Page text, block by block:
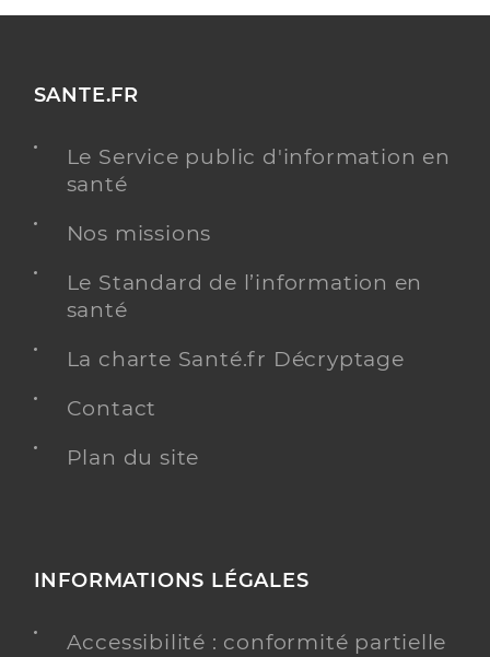
SANTE.FR
Le Service public d'information en
santé
Nos missions
Le Standard de l’information en
santé
La charte Santé.fr Décryptage
Contact
Plan du site
INFORMATIONS LÉGALES
Accessibilité : conformité partielle